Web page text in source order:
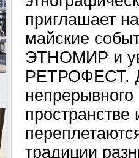
приглашает
майские
ЭТНОМИР и
РЕТРОФЕСТ.
пространстве
традиции